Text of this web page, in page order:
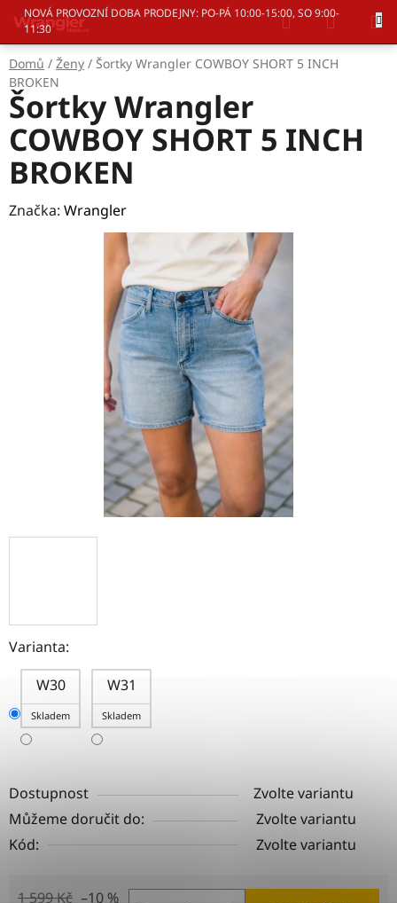
Přejít
obsah
NOVÁ PROVOZNÍ DOBA PRODEJNY: PO-PÁ 10:00-15:00, SO 9:00-
11:30
Hledat
KOŠÍK
Domů / Ženy / Šortky Wrangler COWBOY SHORT 5 INCH
BROKEN
Varianta:
W30
Skladem
W31
Skladem
Dostupnost
Zvolte variantu
Můžeme doručit do:
Zvolte variantu
Kód:
Zvolte variantu
1 599 Kč –10 %
Šortky Wrangler
COWBOY SHORT 5 INCH
BROKEN
Značka: Wrangler